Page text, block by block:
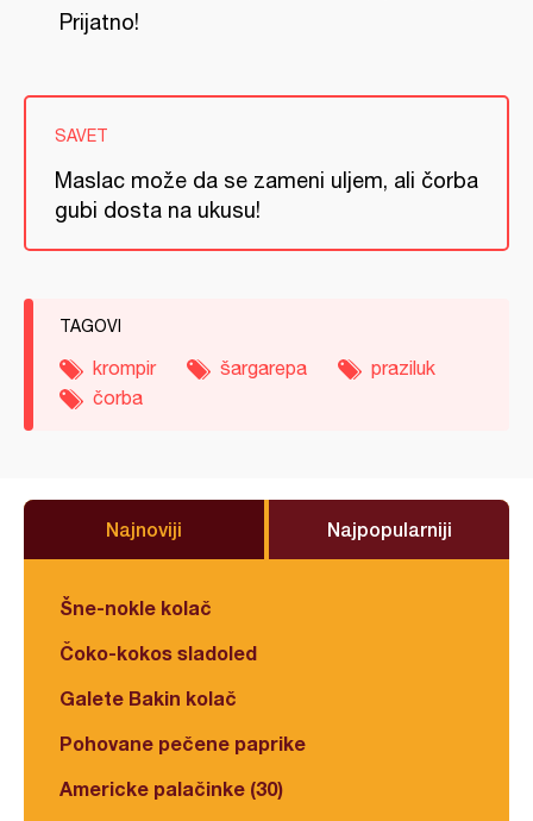
Prijatno!
SAVET
Maslac može da se zameni uljem, ali čorba
gubi dosta na ukusu!
TAGOVI
krompir šargarepa
praziluk
čorba
Najnoviji Najpopularniji
Šne-nokle kolač
Čoko-kokos sladoled
Galete Bakin kolač
Pohovane pečene paprike
Americke palačinke (30)